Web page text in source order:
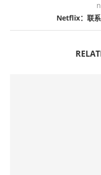
Netflix：联